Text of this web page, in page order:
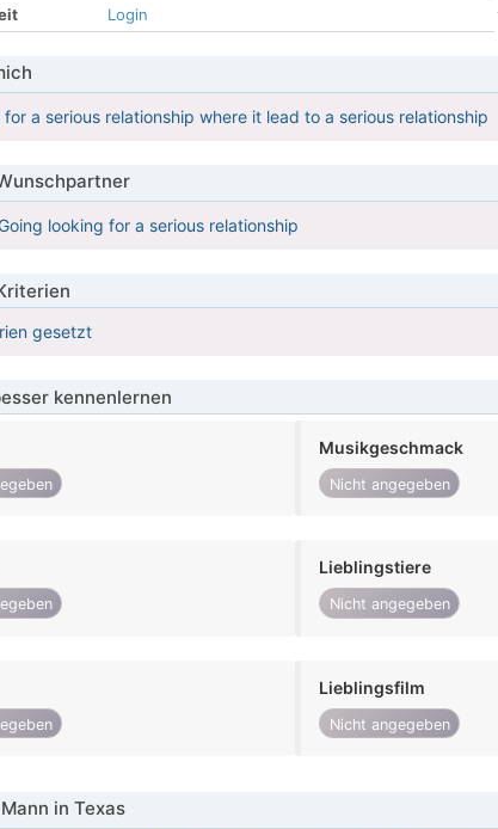
Login
for a serious relationship where it lead to a serious relationship
looking for a serious relationship
gesetzt
kennenlernen
Musikgeschmack
Nicht angegeben
Lieblingstiere
Nicht angegeben
Lieblingsfilm
Nicht angegeben
in Texas